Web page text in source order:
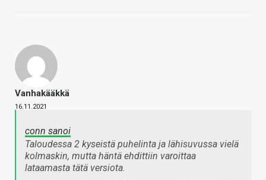
Vanhakääkkä
16.11.2021
conn sanoi
Taloudessa 2 kyseistä puhelinta ja lähisuvussa vielä
kolmaskin, mutta häntä ehdittiin varoittaa
lataamasta tätä versiota.